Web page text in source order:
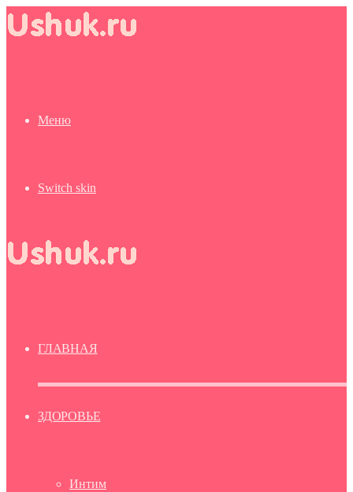
Меню
Switch skin
ГЛАВНАЯ
ЗДОРОВЬЕ
Интим